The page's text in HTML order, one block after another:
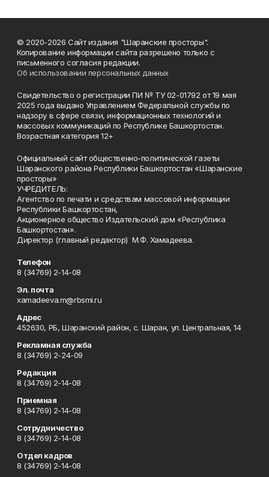
© 2020-2026 Сайт издания "Шаранские просторы".
Копирование информации сайта разрешено только с
письменного согласия редакции.
Об использовании персональных данных
Свидетельство о регистрации ПИ № ТУ 02-01792 от 19 мая
2025 года выдано Управлением Федеральной службы по
надзору в сфере связи, информационных технологий и
массовых коммуникаций по Республике Башкортостан.
Возрастная категория 12+
Официальный сайт общественно-политической газеты
Шаранского района Республики Башкортостан «Шаранские
просторы»
УЧРЕДИТЕЛЬ:
Агентство по печати и средствам массовой информации
Республики Башкортостан,
Акционерное общество Издательский дом «Республика
Башкортостан».
Директор (главный редактор) М.Ф. Хамадеева.
Телефон
8 (34769) 2-14-08
Эл. почта
xamadeeva.m@rbsmi.ru
Адрес
452630, РБ, Шаранский район, с. Шаран, ул. Центральная, 14
Рекламная служба
8 (34769) 2-24-09
Редакция
8 (34769) 2-14-08
Приемная
8 (34769) 2-14-08
Сотрудничество
8 (34769) 2-14-08
Отдел кадров
8 (34769) 2-14-08